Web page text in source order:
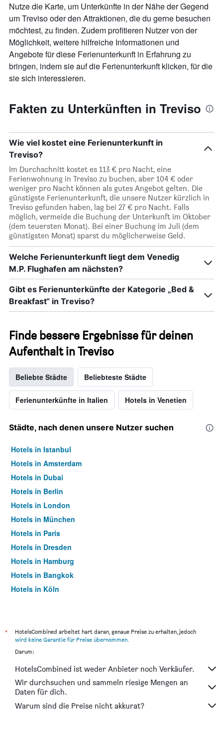
Nutze die Karte, um Unterkünfte in der Nähe der Gegend
um Treviso oder den Attraktionen, die du gerne besuchen
möchtest, zu finden. Zudem profitieren Nutzer von der
Möglichkeit, weitere hilfreiche Informationen und
Angebote für diese Ferienunterkunft in Erfahrung zu
bringen, indem sie auf die Ferienunterkunft klicken, für die
sie sich interessieren.
Fakten zu Unterkünften in Treviso
Wie viel kostet eine Ferienunterkunft in
Treviso?
Im Durchschnitt kostet es 113 € pro Nacht, eine
Ferienwohnung in Treviso zu buchen, aber 104 € oder
weniger pro Nacht können als gutes Angebot gelten. Die
günstigste Ferienunterkunft, die unsere Nutzer kürzlich in
Treviso gefunden haben, lag bei 27 € pro Nacht. Falls
möglich, vermeide die Buchung der Unterkunft im Oktober
(dem teuersten Monat). Bei einer Buchung im Juli (dem
günstigsten Monat) sparst du möglicherweise Geld.
Welche Ferienunterkunft liegt dem Venedig
M.P. Flughafen am nächsten?
Gibt es Ferienunterkünfte der Kategorie „Bed &
Breakfast“ in Treviso?
Finde bessere Ergebnisse für deinen
Aufenthalt in Treviso
Beliebte Städte Beliebteste Städte
Ferienunterkünfte in Italien Hotels in Venetien
Städte, nach denen unsere Nutzer suchen
Hotels in Istanbul
Hotels in Amsterdam
Hotels in Dubai
Hotels in Berlin
Hotels in London
Hotels in München
Hotels in Paris
Hotels in Dresden
Hotels in Hamburg
Hotels in Bangkok
Hotels in Köln
*
HotelsCombined arbeitet hart daran, genaue Preise zu erhalten, jedoch
wird keine Garantie für Preise übernommen.
Darum:
HotelsCombined ist weder Anbieter noch Verkäufer.
Wir durchsuchen und sammeln riesige Mengen an
Daten für dich.
Warum sind die Preise nicht akkurat?